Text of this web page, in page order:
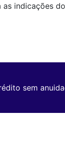
indicações
sem